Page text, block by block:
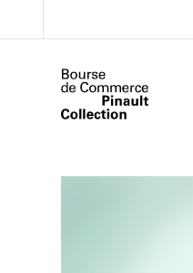
au
principal